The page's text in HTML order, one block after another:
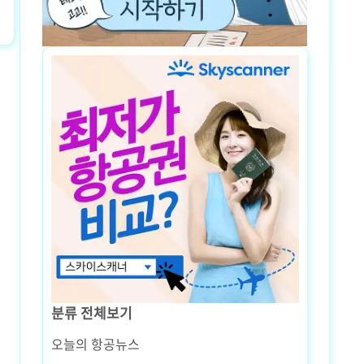
분류 전체보기
오늘의 항공뉴스